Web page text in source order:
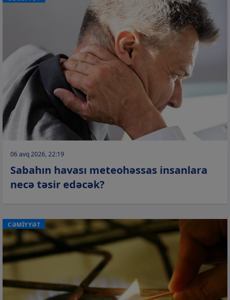
06 avq 2026, 22:19
Sabahın havası meteohəssas insanlara
necə təsir edəcək?
CƏMİYYƏT